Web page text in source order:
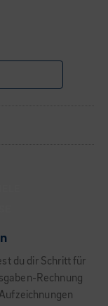
du dir Schritt für
Rechnung